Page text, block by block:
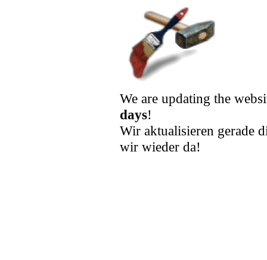
We are updating the
days!
Wir aktualisieren gerade
wir wieder da!